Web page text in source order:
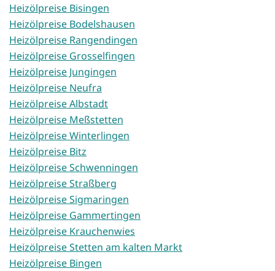
Heizölpreise Bisingen
Heizölpreise Bodelshausen
Heizölpreise Rangendingen
Heizölpreise Grosselfingen
Heizölpreise Jungingen
Heizölpreise Neufra
Heizölpreise Albstadt
Heizölpreise Meßstetten
Heizölpreise Winterlingen
Heizölpreise Bitz
Heizölpreise Schwenningen
Heizölpreise Straßberg
Heizölpreise Sigmaringen
Heizölpreise Gammertingen
Heizölpreise Krauchenwies
Heizölpreise Stetten am kalten Markt
Heizölpreise Bingen